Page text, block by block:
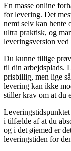
En masse online
for levering. Det
nemt selv kan hente
ultra praktisk, og
leveringsversion
Du kunne tillige
til din arbejdsplads.
prisbillig, men lige
levering kan ikke
stiller krav om at du
i tilfælde af at du
og i det øjemed er
leveringstiden for